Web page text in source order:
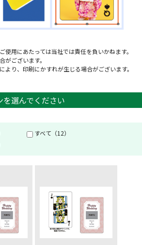
用にあたっては当社では責任を負いかねます。
がございます。
り、印刷にかすれが生じる場合がございます。
を選んでください
すべて（12）